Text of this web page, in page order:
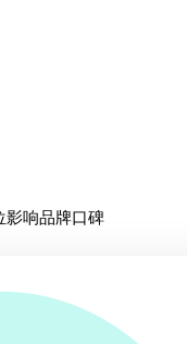
影响品牌口碑